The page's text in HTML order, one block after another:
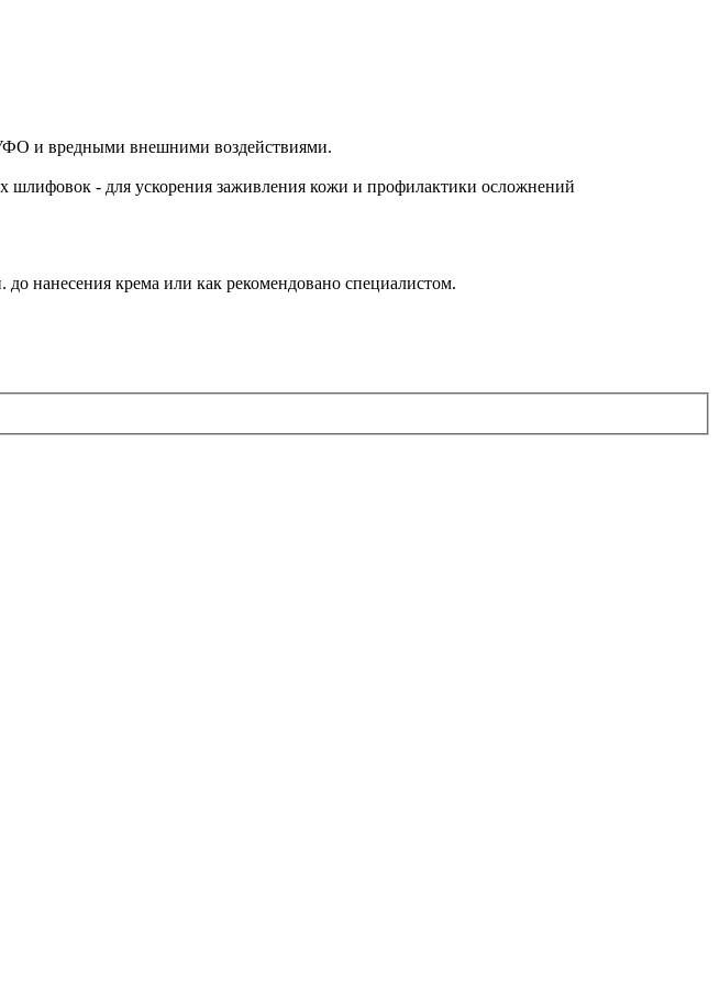
и вредными внешними воздействиями.
шлифовок - для ускорения заживления кожи и профилактики осложнений
нанесения крема или как рекомендовано специалистом.